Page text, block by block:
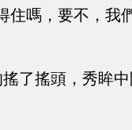
住嗎，要不，我
了搖頭，秀眸